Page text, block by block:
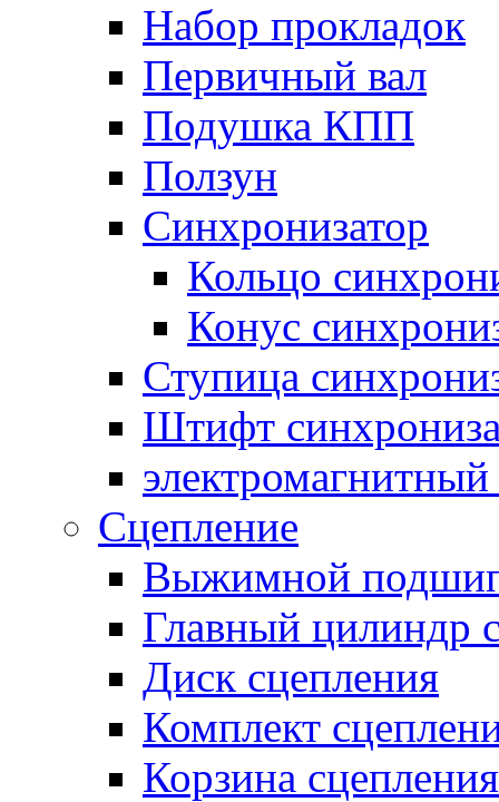
Набор прокладок
Первичный вал
Подушка КПП
Ползун
Синхронизатор
Кольцо
Конус
Ступица
Штифт
электромагнитный
Сцепление
Выжимной
Главный цилиндр
Диск сцепления
Комплект
Корзина сцепления